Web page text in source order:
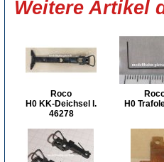
Weitere Artikel
Roco
H0 KK-Deichsel l.
46278
H0